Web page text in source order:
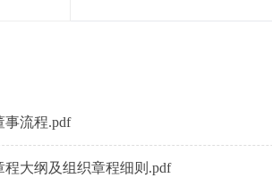
事流程.pdf
大纲及组织章程细则.pdf